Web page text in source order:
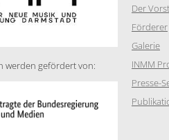
werden gefördert von:
Der
Förderer
Galerie
INMM
Presse-